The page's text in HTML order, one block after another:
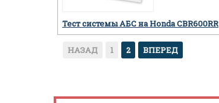
Тест системы АБС на Honda CBR600RR
НАЗАД 1 2 ВПЕРЕД